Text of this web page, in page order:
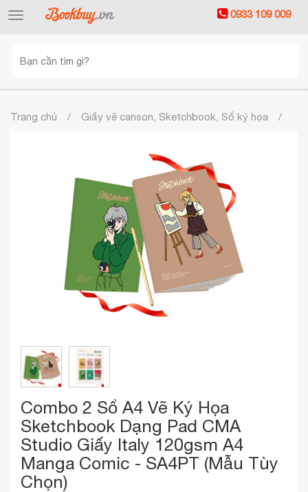
Toggle
0933 109 009
Trang chủ Giấy vẽ canson, Sketchbook, Sổ ký họa
Combo 2 Sổ A4 Vẽ Ký Họa
Sketchbook Dạng Pad CMA
Studio Giấy Italy 120gsm A4
Manga Comic - SA4PT (Mẫu Tùy
Chọn)